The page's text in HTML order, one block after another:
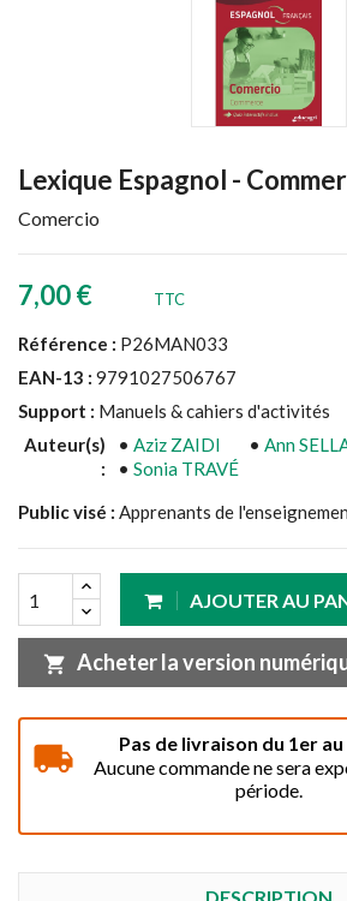
Lexique Espagnol -
Comercio
7,00 € TTC
Référence : P26MAN033
EAN-13 : 9791027506767
Support : Manuels & cahiers d'activités
Auteur(s)
:
• Aziz ZAIDI • Ann
• Sonia TRAVÉ
Public visé : Apprenants de
AJOUTER AU
shopping_cart Acheter la version
Pas de livraison du 1er
Aucune commande ne sera
période.